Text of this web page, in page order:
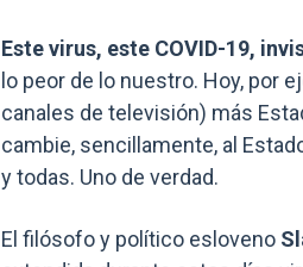
Este virus, este COVID-19,
lo peor de lo nuestro. Hoy, por
canales de televisión) más
cambie, sencillamente, al
y todas. Uno de verdad.
El filósofo y político esloveno